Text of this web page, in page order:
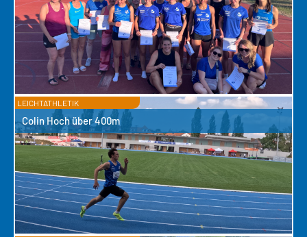
LEICHTATHLETIK
Colin Hoch über 400m